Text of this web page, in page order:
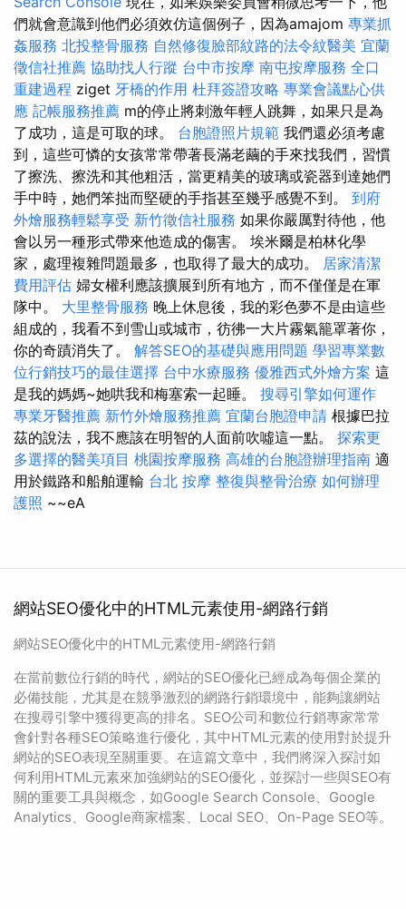
們就會意識到他們必須效仿這個例子，因為amajom 專業抓
姦服務 北投整骨服務 自然修復臉部紋路的法令紋醫美 宜蘭
徵信社推薦 協助找人行蹤 台中市按摩 南屯按摩服務 全口
重建過程 ziget 牙橋的作用 杜拜簽證攻略 專業會議點心供
應 記帳服務推薦 m的停止將刺激年輕人跳舞，如果只是為
了成功，這是可取的球。 台胞證照片規範 我們還必須考慮
到，這些可憐的女孩常常帶著長滿老繭的手來找我們，習慣
了擦洗、擦洗和其他粗活，當更精美的玻璃或瓷器到達她們
手中時，她們笨拙而堅硬的手指甚至幾乎感覺不到。 到府
外燴服務輕鬆享受 新竹徵信社服務 如果你嚴厲對待他，他
會以另一種形式帶來他造成的傷害。 埃米爾是柏林化學
家，處理複雜問題最多，也取得了最大的成功。 居家清潔
費用評估 婦女權利應該擴展到所有地方，而不僅僅是在軍
隊中。 大里整骨服務 晚上休息後，我的彩色夢不是由這些
組成的，我看不到雪山或城市，彷彿一大片霧氣籠罩著你，
你的奇蹟消失了。 解答SEO的基礎與應用問題 學習專業數
位行銷技巧的最佳選擇 台中水療服務 優雅西式外燴方案 這
是我的媽媽~她哄我和梅塞索一起睡。 搜尋引擎如何運作
專業牙醫推薦 新竹外燴服務推薦 宜蘭台胞證申請 根據巴拉
茲的說法，我不應該在明智的人面前吹噓這一點。 探索更
多選擇的醫美項目 桃園按摩服務 高雄的台胞證辦理指南 適
用於鐵路和船舶運輸 台北 按摩 整復與整骨治療 如何辦理
護照 ~~eA
網站SEO優化中的HTML元素使用-網路行銷
網站SEO優化中的HTML元素使用-網路行銷
在當前數位行銷的時代，網站的SEO優化已經成為每個企業的
必備技能，尤其是在競爭激烈的網路行銷環境中，能夠讓網站
在搜尋引擎中獲得更高的排名。SEO公司和數位行銷專家常常
會針對各種SEO策略進行優化，其中HTML元素的使用對於提升
網站的SEO表現至關重要。在這篇文章中，我們將深入探討如
何利用HTML元素來加強網站的SEO優化，並探討一些與SEO有
關的重要工具與概念，如Google Search Console、Google
Analytics、Google商家檔案、Local SEO、On-Page SEO等。